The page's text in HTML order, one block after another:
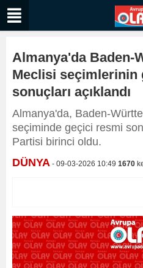
Almanya'da Baden-
Meclisi seçimlerinin
sonuçları açıklandı
Almanya'da, Baden-
seçiminde geçici resmi
Partisi birinci oldu.
DÜNYA - 09-03-2026 10:49 1670